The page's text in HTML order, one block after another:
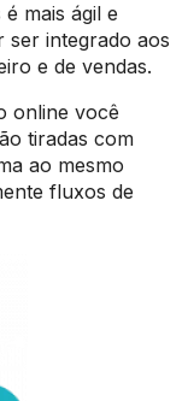
mais ágil e
ser integrado aos
e de vendas.
online você
tiradas com
ao mesmo
fluxos de